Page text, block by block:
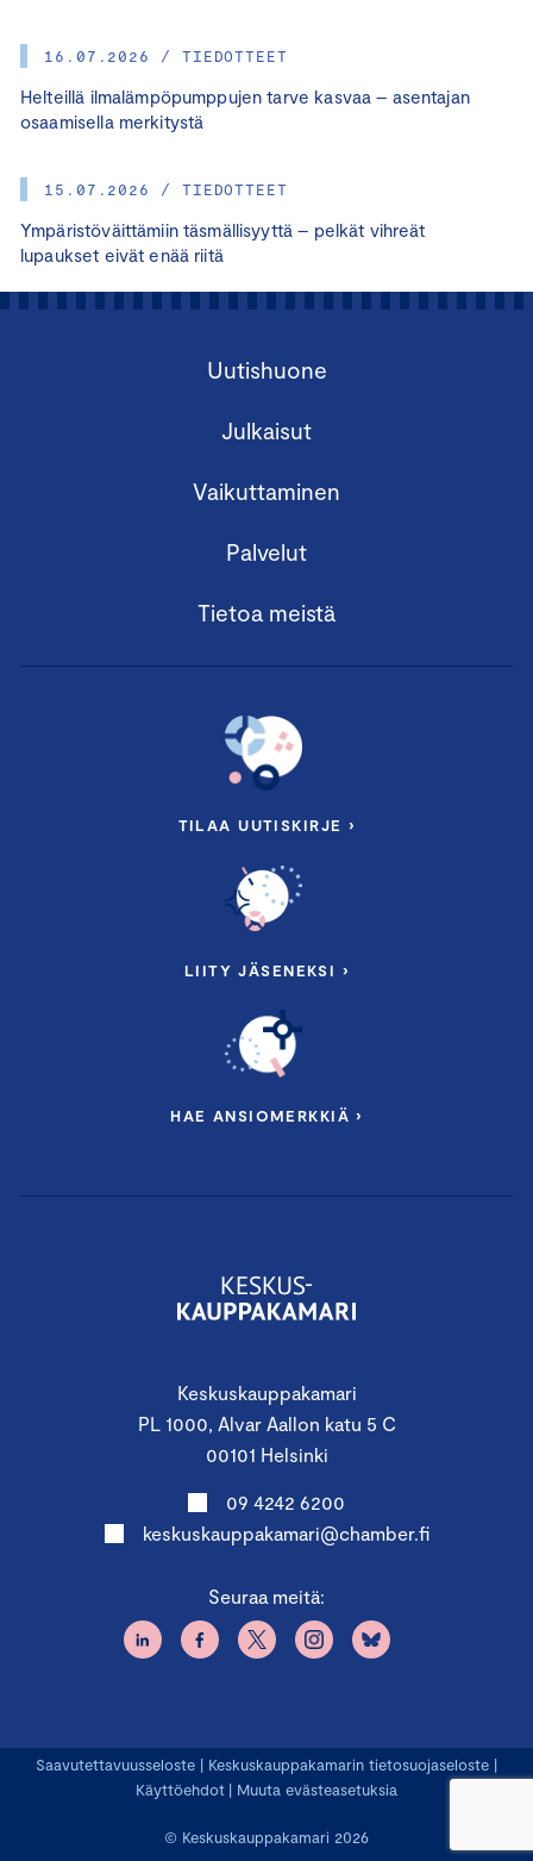
16.07.2026 / TIEDOTTEET
Helteillä ilmalämpöpumppujen tarve kasvaa – asentajan
osaamisella merkitystä
15.07.2026 / TIEDOTTEET
Ympäristöväittämiin täsmällisyyttä – pelkät vihreät
lupaukset eivät enää riitä
Keskuskauppakamari
PL 1000, Alvar Aallon katu 5 C
00101 Helsinki
09 4242 6200
keskuskauppakamari@chamber.fi
Seuraa meitä:
Uutishuone
Julkaisut
Vaikuttaminen
Palvelut
Tietoa meistä
TILAA UUTISKIRJE ›
LIITY JÄSENEKSI ›
HAE ANSIOMERKKIÄ ›
© Keskuskauppakamari 2026
Saavutettavuusseloste | Keskuskauppakamarin tietosuojaseloste |
Käyttöehdot | Muuta evästeasetuksia